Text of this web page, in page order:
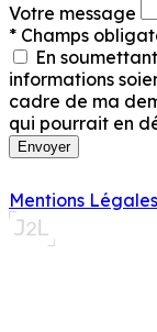
Votre message
* Champs
En
informations
cadre de ma
qui pourrait en
Envoyer
Mentions Légales